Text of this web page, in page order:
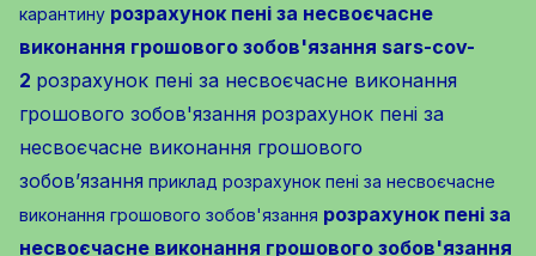
карантину розрахунок пені за несвоєчасне
виконання грошового зобов'язання sars-cov-
2 розрахунок пені за несвоєчасне виконання
грошового зобов'язання розрахунок пені за
несвоєчасне виконання грошового
зобов’язання приклад розрахунок пені за несвоєчасне
виконання грошового зобов'язання розрахунок пені за
несвоєчасне виконання грошового зобов'язання